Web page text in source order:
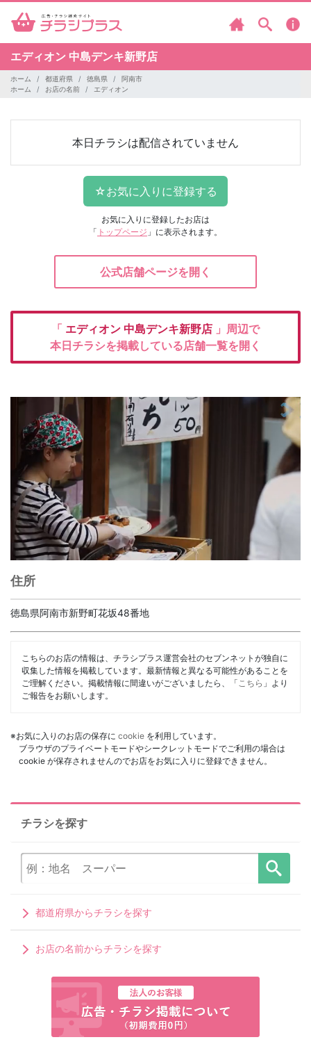
エディオン 中島デンキ新野店
ホーム 都道府県 徳島県
阿南市
ホーム
お店の名前 エディオン
本日チラシは配信されていません
お気に入りに登録したお店は
「 トップページ 」に表示されます。
公式店舗ページを開く
「 エディオン 中島デンキ新野店 」周辺で
本日チラシを掲載している店舗一覧を開く
住所
徳島県阿南市新野町花坂48番地
こちらのお店の情報は、チラシプラス運営会社のセブンネットが独自に
収集した情報を掲載しています。最新情報と異なる可能性があることを
ご理解ください。掲載情報に間違いがございましたら、「 こちら 」より
ご報告をお願いします。
※お気に入りのお店の保存に cookie を利用しています。
ブラウザのプライベートモードやシークレットモードでご利用の場合は
cookie が保存されませんのでお店をお気に入りに登録できません。
チラシを探す
都道府県からチラシを探す
お店の名前からチラシを探す